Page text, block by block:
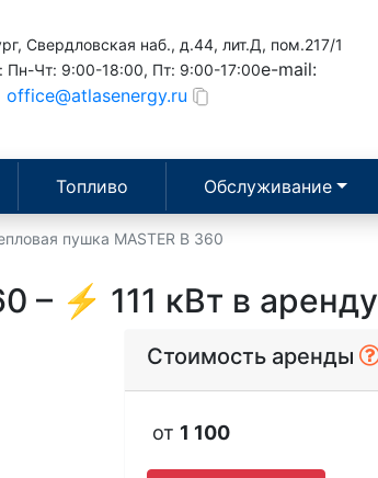
Свердловская наб., д.44, лит.Д, пом.217/1
Пн-Чт: 9:00-18:00, Пт: 9:00-17:00e-mail:
office@atlasenergy.ru
Топливо Обслуживание
пушка MASTER B 360
– ⚡ 111 кВт в аренду
Стоимость аренды
от 1 100